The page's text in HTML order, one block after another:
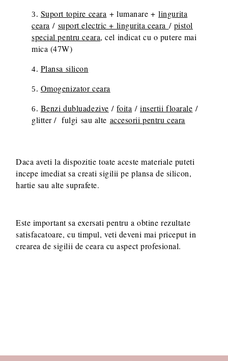
Suport topire ceara + lumanare +lingurita
ceara / suport electric + lingurita ceara / pistol
special pentru ceara, cel indicat cu o putere mai
mica (47W)
Plansa silicon
Omogenizator ceara
Benzi dubluadezive /foita / insertii floarale /
glitter / fulgi sau alte accesorii pentru ceara
Daca aveti la dispozitie toate aceste materiale puteti
incepe imediat sa creati sigilii pe plansa de silicon,
hartie sau alte suprafete.
Este important sa exersati pentru a obtine rezultate
satisfacatoare, cu timpul, veti deveni mai priceput in
crearea de sigilii de ceara cu aspect profesional.